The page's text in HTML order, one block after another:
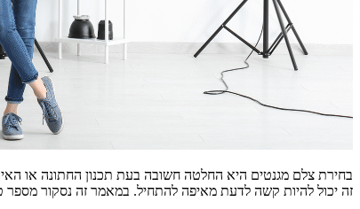
בחירת צלם מגנטים היא החלטה חשובה בעת תכנון החתונה או
זה יכול להיות קשה לדעת מאיפה להתחיל. במאמר זה נסקור